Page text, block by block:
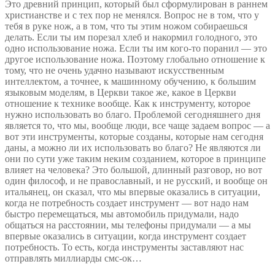
Это древний принцип, который был сформулирован в раннем
христианстве и с тех пор не менялся. Вопрос не в том, что у
тебя в руке нож, а в том, что ты этим ножом собираешься
делать. Если ты им порезал хлеб и накормил голодного, это
одно использование ножа. Если ты им кого-то поранил — это
другое использование ножа. Поэтому глобально отношение к
тому, что не очень удачно называют искусственным
интеллектом, а точнее, к машинному обучению, к большим
языковым моделям, в Церкви такое же, какое в Церкви
отношение к технике вообще. Как к инструменту, которое
нужно использовать во благо. Проблемой сегодняшнего дня
является то, что мы, вообще люди, все чаще задаем вопрос — а
вот эти инструменты, которые созданы, которые нам сегодня
даны, а можно ли их использовать во благо? Не являются ли
они по сути уже таким неким созданием, которое в принципе
влияет на человека? Это большой, длинный разговор, но вот
один философ, и не православный, и не русский, и вообще он
итальянец, он сказал, что мы впервые оказались в ситуации,
когда не потребность создает инструмент — вот надо нам
быстро перемещаться, мы автомобиль придумали, надо
общаться на расстоянии, мы телефоны придумали — а мы
впервые оказались в ситуации, когда инструмент создает
потребность. То есть, когда инструменты заставляют нас
отправлять миллиарды смс-ок…